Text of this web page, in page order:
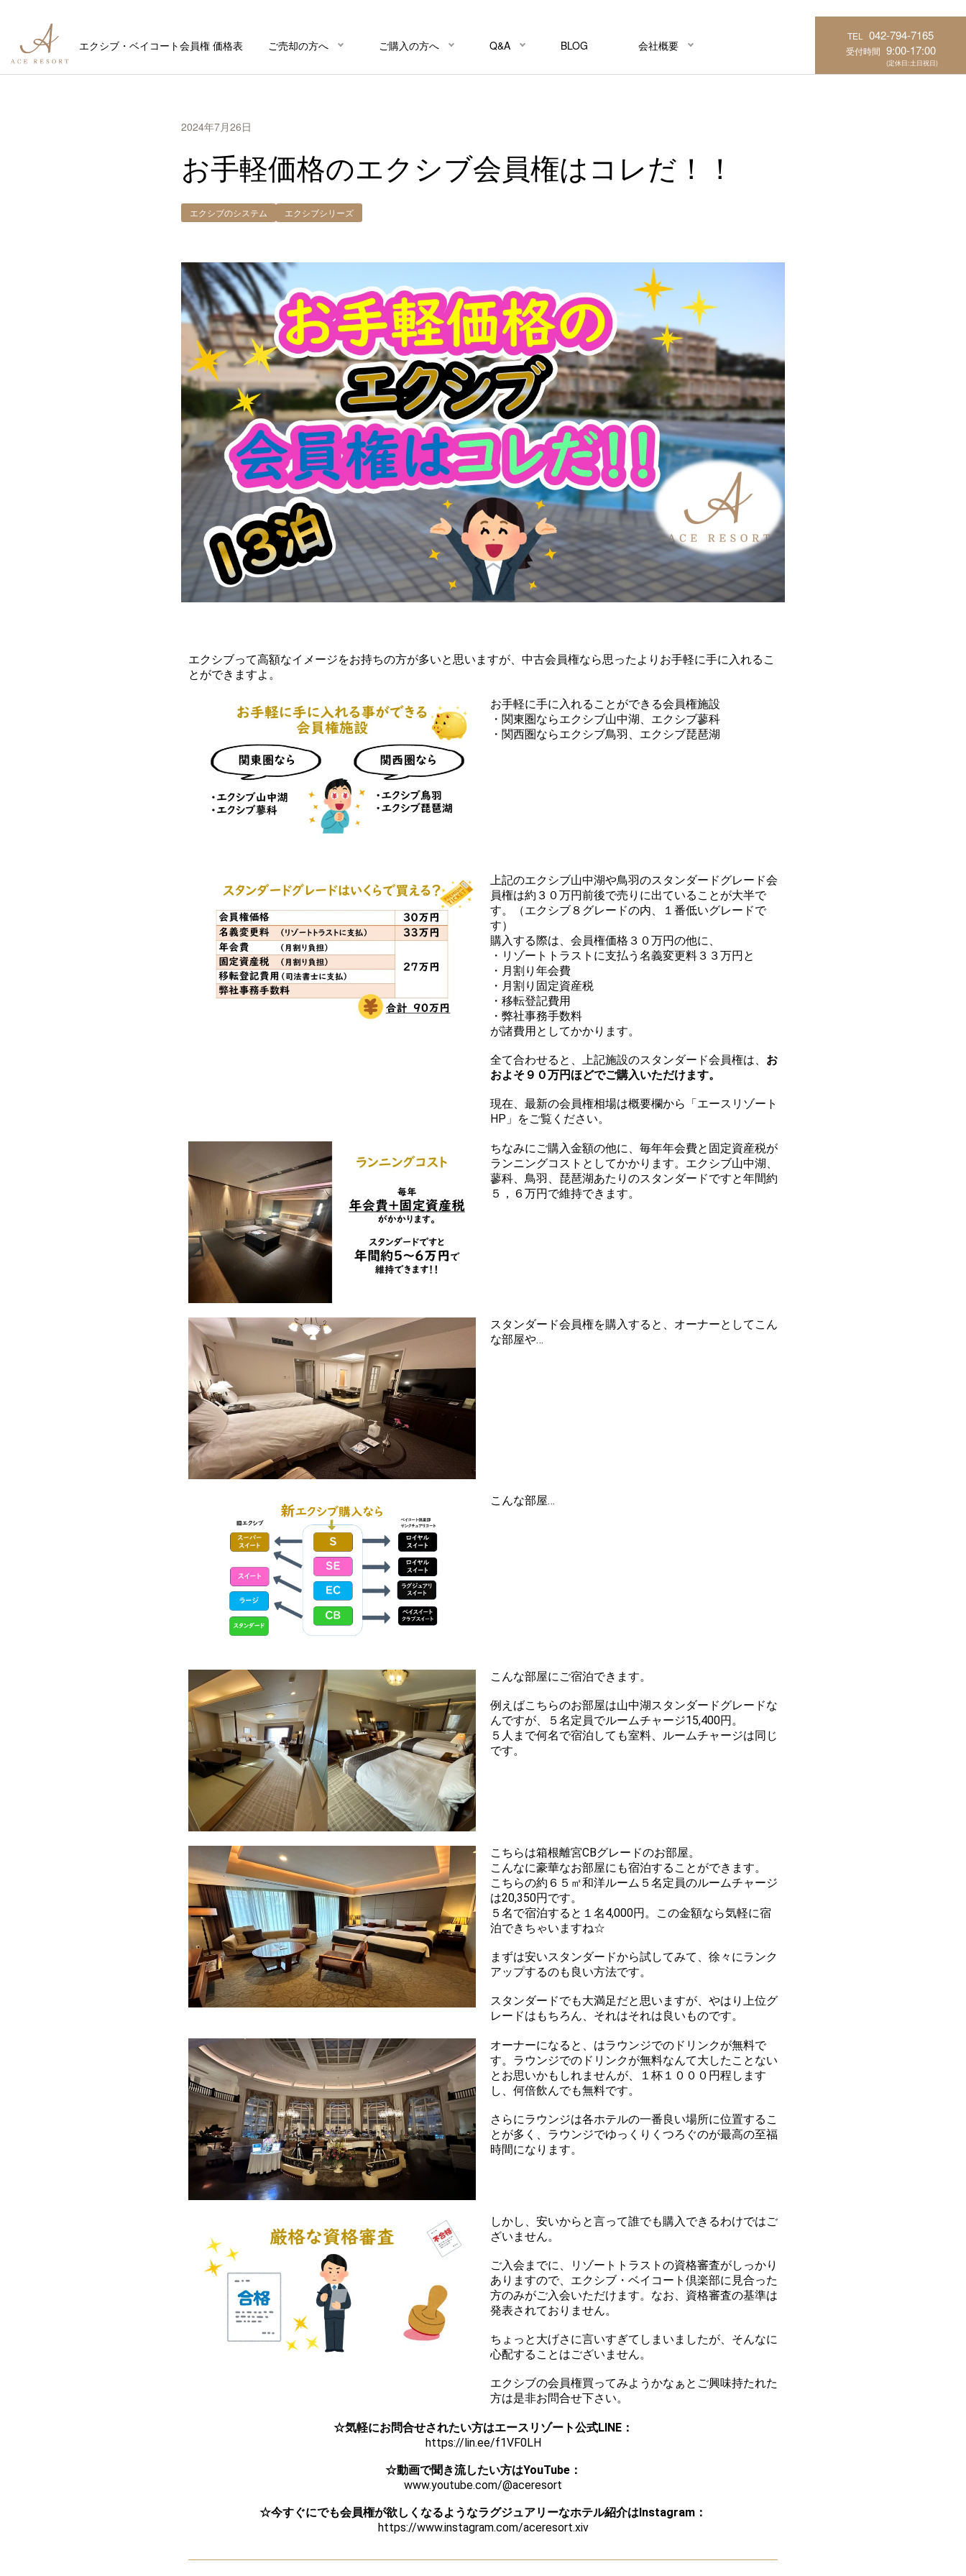
エクシブ・ベイコート会員権 価格表 ご売却の方へ ご購入の方へ Q&A BLOG 会社概要
TEL 042-794-7165
受付時間 9:00-17:00
(定休日:土日祝日)
2024年7月26日
お手軽価格のエクシブ会員権はコレだ！！
エクシブのシステム エクシブシリーズ
エクシブって高額なイメージをお持ちの方が多いと思いますが、中古会員権なら思ったよりお手軽に手に入れるこ
とができますよ。
お手軽に手に入れることができる会員権施設
・関東圏ならエクシブ山中湖、エクシブ蓼科
・関西圏ならエクシブ鳥羽、エクシブ琵琶湖
上記のエクシブ山中湖や鳥羽のスタンダードグレード会
員権は約３０万円前後で売りに出ていることが大半で
す。（エクシブ８グレードの内、１番低いグレードで
す）
購入する際は、会員権価格３０万円の他に、
・リゾートトラストに支払う名義変更料３３万円と
・月割り年会費
・月割り固定資産税
・移転登記費用
・弊社事務手数料
が諸費用としてかかります。
全て合わせると、上記施設のスタンダード会員権は、 お
およそ９０万円ほどでご購入いただけます。
現在、最新の会員権相場は概要欄から「エースリゾート
HP」をご覧ください。
ちなみにご購入金額の他に、毎年年会費と固定資産税が
ランニングコストとしてかかります。エクシブ山中湖、
蓼科、鳥羽、琵琶湖あたりのスタンダードですと年間約
５，６万円で維持できます。
スタンダード会員権を購入すると、オーナーとしてこん
な部屋や…
こんな部屋…
こんな部屋にご宿泊できます。
例えばこちらのお部屋は山中湖スタンダードグレードな
んですが、５名定員でルームチャージ15,400円。
５人まで何名で宿泊しても室料、ルームチャージは同じ
です。
こちらは箱根離宮CBグレードのお部屋。
こんなに豪華なお部屋にも宿泊することができます。
こちらの約６５㎡和洋ルーム５名定員のルームチャージ
は20,350円です。
５名で宿泊すると１名4,000円。この金額なら気軽に宿
泊できちゃいますね☆
まずは安いスタンダードから試してみて、徐々にランク
アップするのも良い方法です。
スタンダードでも大満足だと思いますが、やはり上位グ
レードはもちろん、それはそれは良いものです。
オーナーになると、はラウンジでのドリンクが無料で
す。ラウンジでのドリンクが無料なんて大したことない
とお思いかもしれませんが、１杯１０００円程します
し、何倍飲んでも無料です。
さらにラウンジは各ホテルの一番良い場所に位置するこ
とが多く、ラウンジでゆっくりくつろぐのが最高の至福
時間になります。
しかし、安いからと言って誰でも購入できるわけではご
ざいません。
ご入会までに、リゾートトラストの資格審査がしっかり
ありますので、エクシブ・ベイコート倶楽部に見合った
方のみがご入会いただけます。なお、資格審査の基準は
発表されておりません。
ちょっと大げさに言いすぎてしまいましたが、そんなに
心配することはございません。
エクシブの会員権買ってみようかなぁとご興味持たれた
方は是非お問合せ下さい。
☆気軽にお問合せされたい方はエースリゾート公式LINE：
https://lin.ee/f1VF0LH
☆動画で聞き流したい方はYouTube：
www.youtube.com/@aceresort
☆今すぐにでも会員権が欲しくなるようなラグジュアリーなホテル紹介はInstagram：
https://www.instagram.com/aceresort.xiv